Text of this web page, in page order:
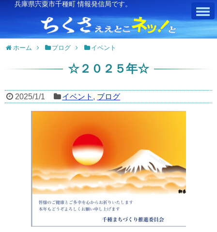
兵庫県宍粟市千種町 情報発信局です。
ホーム ブログ イベント
☆２０２５年☆
2025/1/1 イベント , ブログ